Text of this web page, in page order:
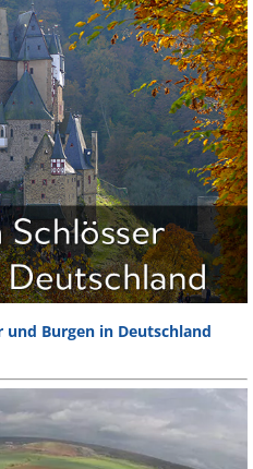
und Burgen in Deutschland